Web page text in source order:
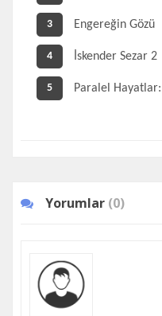
3 Engereğin Gözü
4 İskender Sezar 2
5 Paralel
Yorumlar (0)